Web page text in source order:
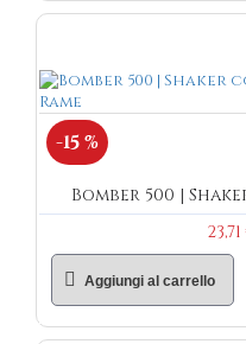
-15 %
Bomber 500 |
Aggiungi al carrello